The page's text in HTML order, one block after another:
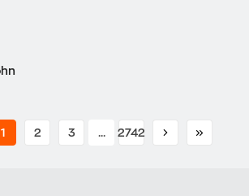
1 2 3 ... 2742